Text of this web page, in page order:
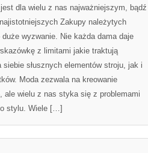
REALIACH,
JEST
WAŻNĄ
dla wielu z nas najważniejszym, bądź
Zakupy należytych
wyzwanie. Nie każda dama daje
z limitami jakie traktują
siebie słusznych elementów stroju, jak i
Moda zezwala na kreowanie
ale wielu z nas styka się z problemami
stylu. Wiele […]